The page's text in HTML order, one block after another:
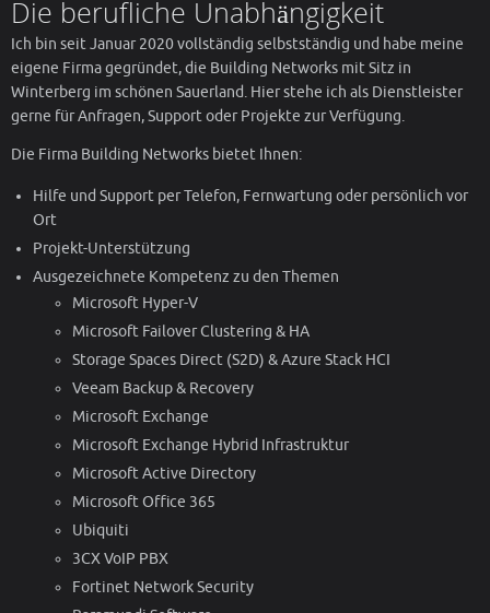
Die berufliche Unabhängigkeit
Ich bin seit Januar 2020 vollständig selbstständig und habe meine
eigene Firma gegründet, die Building Networks mit Sitz in
Winterberg im schönen Sauerland. Hier stehe ich als Dienstleister
gerne für Anfragen, Support oder Projekte zur Verfügung.
Die Firma Building Networks bietet Ihnen:
Hilfe und Support per Telefon, Fernwartung oder persönlich vor
Ort
Projekt-Unterstützung
Ausgezeichnete Kompetenz zu den Themen
Microsoft Hyper-V
Microsoft Failover Clustering & HA
Storage Spaces Direct (S2D) & Azure Stack HCI
Veeam Backup & Recovery
Microsoft Exchange
Microsoft Exchange Hybrid Infrastruktur
Microsoft Active Directory
Microsoft Office 365
Ubiquiti
3CX VoIP PBX
Fortinet Network Security